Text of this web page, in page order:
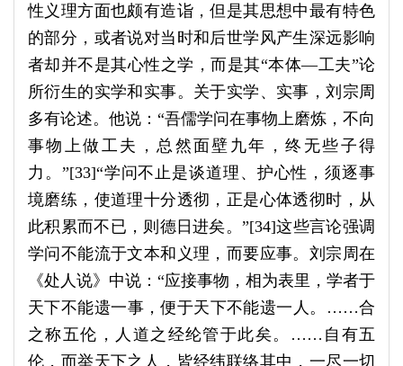
性义理方面也颇有造诣，但是其思想中最有特色
的部分，或者说对当时和后世学风产生深远影响
者却并不是其心性之学，而是其“本体—工夫”论
所衍生的实学和实事。关于实学、实事，刘宗周
多有论述。他说：“吾儒学问在事物上磨炼，不向
事物上做工夫，总然面壁九年，终无些子得
力。”[33]“学问不止是谈道理、护心性，须逐事
境磨练，使道理十分透彻，正是心体透彻时，从
此积累而不已，则德日进矣。”[34]这些言论强调
学问不能流于文本和义理，而要应事。刘宗周在
《处人说》中说：“应接事物，相为表里，学者于
天下不能遗一事，便于天下不能遗一人。……合
之称五伦，人道之经纶管于此矣。……自有五
伦，而举天下之人，皆经纬联络其中，一尽一切